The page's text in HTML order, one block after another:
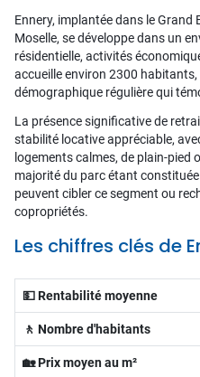
Ennery, implantée dans le Grand
Moselle, se développe dans un
résidentielle, activités
accueille environ 2300
démographique régulière qui
La présence significative de
stabilité locative appréciable,
logements calmes, de plain-pied
majorité du parc étant
peuvent cibler ce segment ou
copropriétés.
Les chiffres clés de
💵 Rentabilité moyenne
🚶 Nombre d'habitants
🏡 Prix moyen au m²